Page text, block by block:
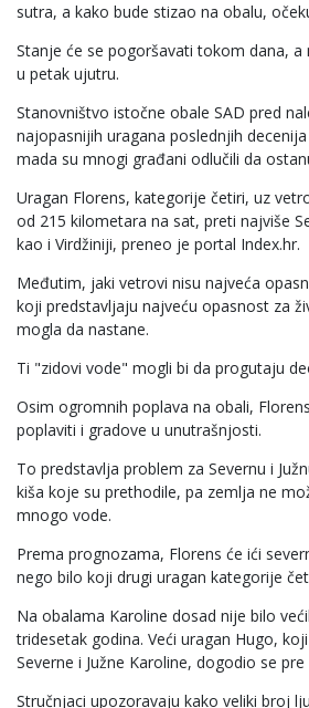
sutra, a kako bude stizao na obalu,
Stanje će se pogoršavati tokom dana, a
u petak ujutru.
Stanovništvo istočne obale SAD pred
najopasnijih uragana poslednjih
mada su mnogi građani odlučili da
Uragan Florens, kategorije četiri, uz
od 215 kilometara na sat, preti najviše
kao i Virdžiniji, preneo je portal Index.hr.
Međutim, jaki vetrovi nisu najveća
koji predstavljaju najveću opasnost za
mogla da nastane.
Ti "zidovi vode" mogli bi da progutaju
Osim ogromnih poplava na obali,
poplaviti i gradove u unutrašnjosti.
To predstavlja problem za Severnu i
kiša koje su prethodile, pa zemlja ne
mnogo vode.
Prema prognozama, Florens će ići
nego bilo koji drugi uragan kategorije
Na obalama Karoline dosad nije bilo
tridesetak godina. Veći uragan Hugo,
Severne i Južne Karoline, dogodio se
Stručnjaci upozoravaju kako veliki broj